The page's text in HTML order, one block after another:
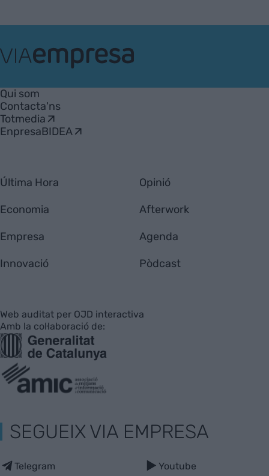
Empresa
Qui som
Contacta'ns
Totmedia
EnpresaBIDEA
Última Hora
Economia
Empresa
Innovació
Opinió
Afterwork
Agenda
Pòdcast
Web auditat per OJD interactiva
Amb la col·laboració de:
SEGUEIX VIA EMPRESA
Telegram Youtube